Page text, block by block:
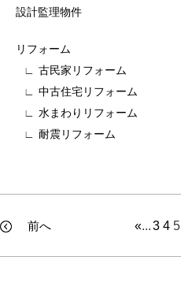
設計監理物件
リフォーム
古民家リフォーム
中古住宅リフォーム
水まわりリフォーム
耐震リフォーム
«...3 4 5
前へ